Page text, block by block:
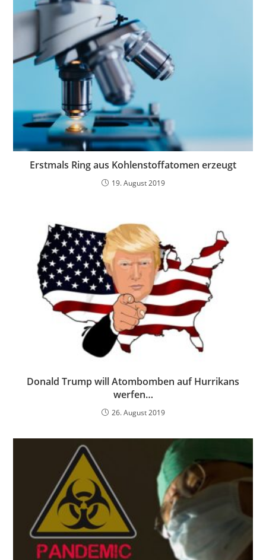
Erstmals Ring aus Kohlenstoffatomen erzeugt
19. August 2019
Donald Trump will Atombomben auf Hurrikans
werfen…
26. August 2019